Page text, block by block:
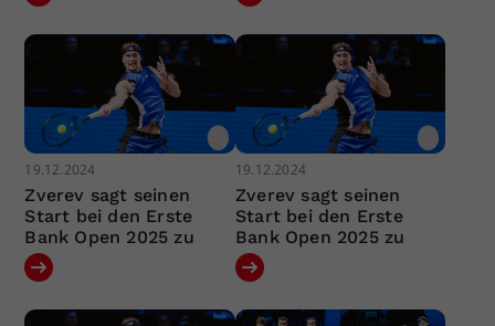
19.12.2024
Zverev sagt seinen
Start bei den Erste
Bank Open 2025 zu
19.12.2024
Zverev sagt seinen
Start bei den Erste
Bank Open 2025 zu